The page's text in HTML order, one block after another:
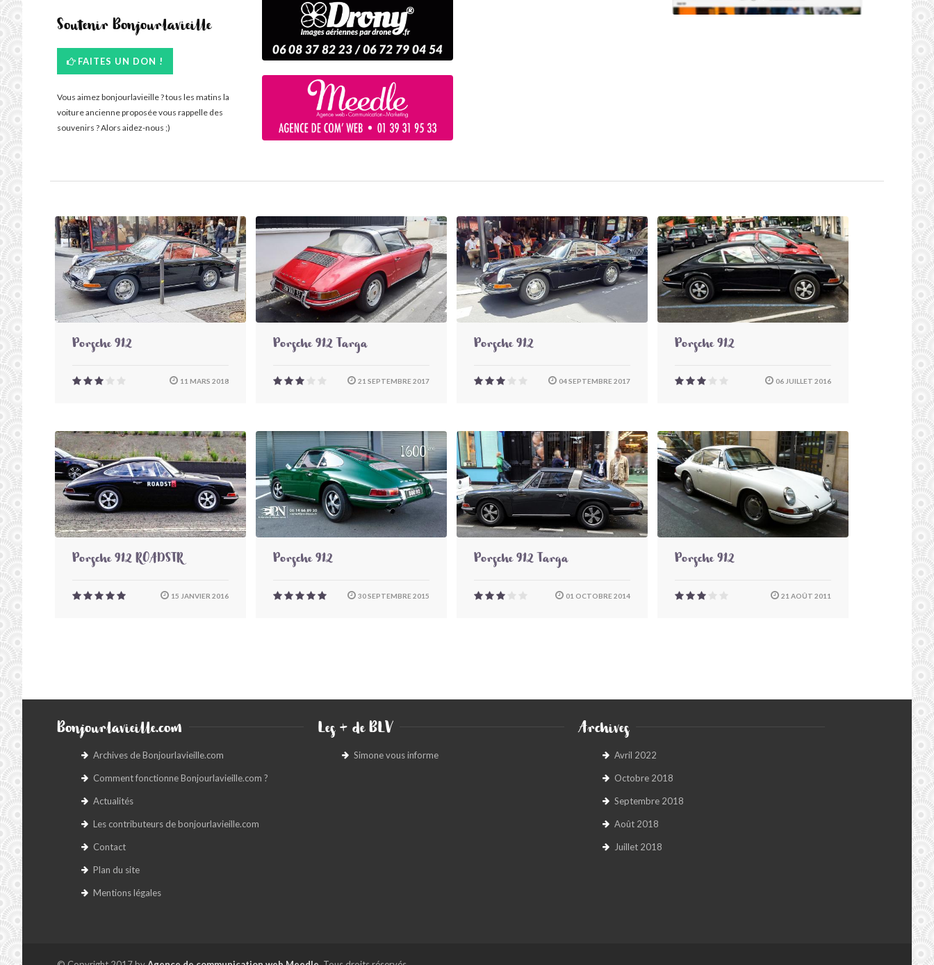
Soutenir Bonjourlavieille
FAITES UN DON !
Vous aimez bonjourlavieille ? tous les matins la
voiture ancienne proposée vous rappelle des
souvenirs ? Alors aidez-nous ;)
Porsche 912
11 MARS 2018
Porsche 912 Targa
21 SEPTEMBRE 2017
Porsche 912
04 SEPTEMBRE 2017
Porsche 912
06 JUILLET 2016
Porsche 912 ROADSTR
15 JANVIER 2016
Porsche 912
30 SEPTEMBRE 2015
Porsche 912 Targa
01 OCTOBRE 2014
Porsche 912
21 AOÛT 2011
Bonjourlavieille.com
Archives de Bonjourlavieille.com
Comment fonctionne Bonjourlavieille.com ?
Actualités
Les contributeurs de bonjourlavieille.com
Contact
Plan du site
Mentions légales
Les + de BLV
Simone vous informe
Archives
Avril 2022
Octobre 2018
Septembre 2018
Août 2018
Juillet 2018